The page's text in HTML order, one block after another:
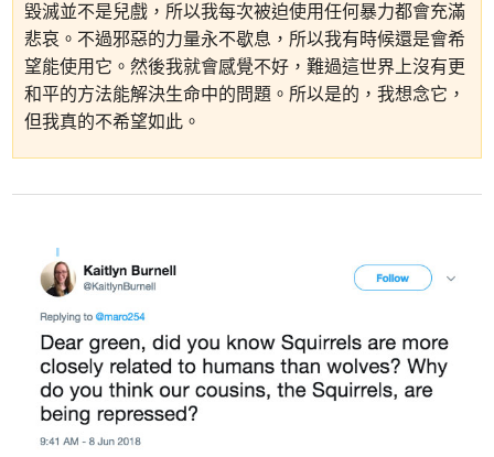
毀滅並不是兒戲，所以我每次被迫使用任何暴力都會充滿
悲哀。不過邪惡的力量永不歇息，所以我有時候還是會希
望能使用它。然後我就會感覺不好，難過這世界上沒有更
和平的方法能解決生命中的問題。所以是的，我想念它，
但我真的不希望如此。